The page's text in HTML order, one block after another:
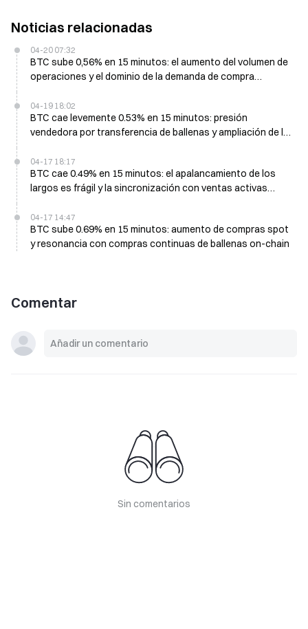
Noticias relacionadas
04-20 07:32
BTC sube 0,56% en 15 minutos: el aumento del volumen de
operaciones y el dominio de la demanda de compra
04-19 18:02
BTC cae levemente 0.53% en 15 minutos: presión
vendedora por transferencia de ballenas y ampliación de la
04-17 18:17
BTC cae 0.49% en 15 minutos: el apalancamiento de los
largos es frágil y la sincronización con ventas activas
04-17 14:47
BTC sube 0.69% en 15 minutos: aumento de compras spot
y resonancia con compras continuas de ballenas on-chain
Comentar
Sin comentarios